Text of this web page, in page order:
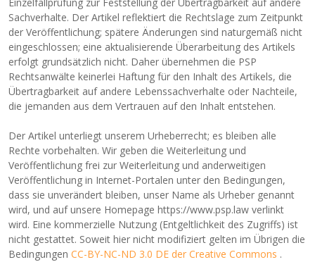
Sachverhalte. Der Artikel reflektiert die Rechtslage zum Zeitpunkt
der Veröffentlichung; spätere Änderungen sind naturgemäß nicht
eingeschlossen; eine aktualisierende Überarbeitung des Artikels
erfolgt grundsätzlich nicht. Daher übernehmen die PSP
Rechtsanwälte keinerlei Haftung für den Inhalt des Artikels, die
Übertragbarkeit auf andere Lebenssachverhalte oder Nachteile,
die jemanden aus dem Vertrauen auf den Inhalt entstehen.
Der Artikel unterliegt unserem Urheberrecht; es bleiben alle
Rechte vorbehalten. Wir geben die Weiterleitung und
Veröffentlichung frei zur Weiterleitung und anderweitigen
Veröffentlichung in Internet-Portalen unter den Bedingungen,
dass sie unverändert bleiben, unser Name als Urheber genannt
wird, und auf unsere Homepage https://www.psp.law verlinkt
wird. Eine kommerzielle Nutzung (Entgeltlichkeit des Zugriffs) ist
nicht gestattet. Soweit hier nicht modifiziert gelten im Übrigen die
BedingungenCC-BY-NC-ND 3.0 DE der Creative Commons .